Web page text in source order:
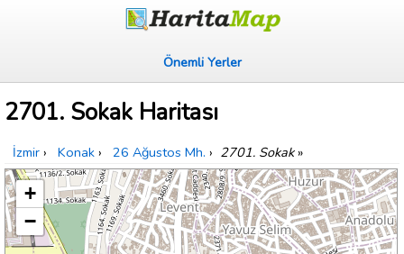
Önemli Yerler
2701. Sokak Haritası
İzmir › Konak › 26 Ağustos Mh. › 2701. Sokak»
+
−